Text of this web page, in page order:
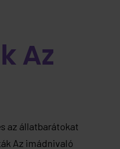
Az
az állatbarátokat
Az imádnivaló